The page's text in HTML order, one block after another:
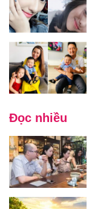
Đọc nhiều